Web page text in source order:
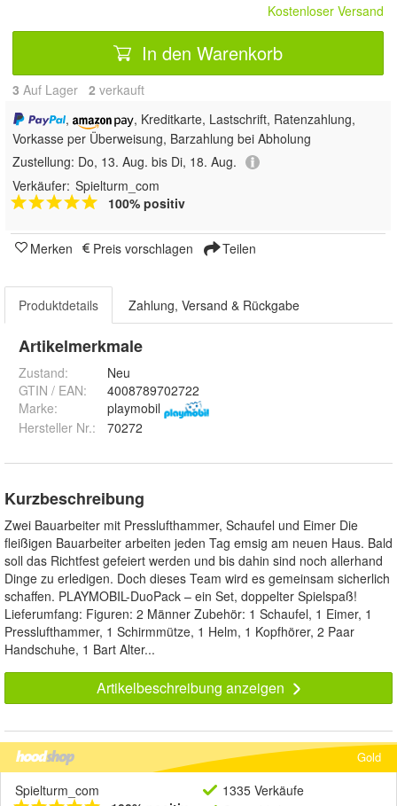
Kostenloser Versand
In den Warenkorb
3 Auf Lager 2 verkauft
,
, Kreditkarte, Lastschrift, Ratenzahlung,
Vorkasse per Überweisung, Barzahlung bei Abholung
Zustellung: Do, 13. Aug. bis Di, 18. Aug.
Verkäufer: Spielturm_com
100% positiv
Merken Preis vorschlagen Teilen
Produktdetails Zahlung, Versand & Rückgabe
Artikelmerkmale
Zustand:
Neu
GTIN / EAN:
4008789702722
Marke:
playmobil
Hersteller Nr.:
70272
Kurzbeschreibung
Zwei Bauarbeiter mit Presslufthammer, Schaufel und Eimer Die
fleißigen Bauarbeiter arbeiten jeden Tag emsig am neuen Haus. Bald
soll das Richtfest gefeiert werden und bis dahin sind noch allerhand
Dinge zu erledigen. Doch dieses Team wird es gemeinsam sicherlich
schaffen. PLAYMOBIL-DuoPack – ein Set, doppelter Spielspaß!
Lieferumfang: Figuren: 2 Männer Zubehör: 1 Schaufel, 1 Eimer, 1
Presslufthammer, 1 Schirmmütze, 1 Helm, 1 Kopfhörer, 2 Paar
Handschuhe, 1 Bart Alter...
Artikelbeschreibung anzeigen
Gold
Spielturm_com
1335 Verkäufe